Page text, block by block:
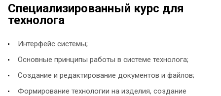
Специализированный курс для
технолога
Интерфейс системы;
Основные принципы работы в системе технолога;
Создание и редактирование документов и файлов;
Формирование технологии на изделия, создание